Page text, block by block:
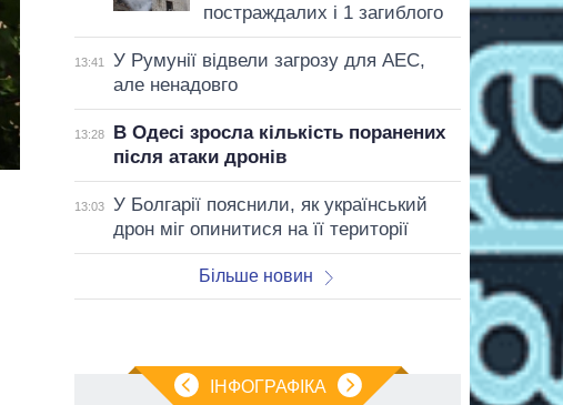
постраждалих і 1 загиблого
13:41
У Румунії відвели загрозу для АЕС,
але ненадовго
13:28
В Одесі зросла кількість поранених
після атаки дронів
13:03
У Болгарії пояснили, як український
дрон міг опинитися на її території
Більше новин
ІНФОГРАФІКА